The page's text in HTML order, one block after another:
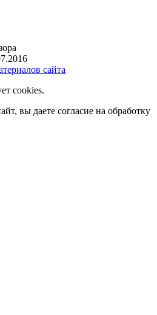
сайта
cookies.
вы даете согласие на обработку